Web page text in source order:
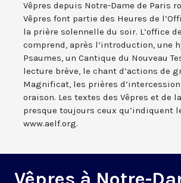
Vêpres depuis Notre-Dame de Paris
Vêpres font partie des Heures de
la prière solennelle du soir. L’office
comprend, après l’introduction, une
Psaumes, un Cantique du Nouveau
lecture brève, le chant d’actions de
Magnificat, les prières
oraison. Les textes des Vêpres et de
presque toujours ceux qu’indiquent
www.aelf.org.